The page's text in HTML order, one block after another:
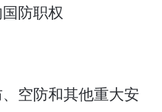
防职权
空防和其他重大安